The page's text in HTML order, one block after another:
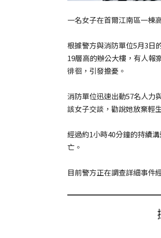
一名女子在首爾江南區一棟
根據警方與消防單位5月3日
19層高的辦公大樓，有人報
徘徊，引發擔憂。
消防單位迅速出動57名人力
該女子交談，勸說她放棄輕
經過約1小時40分鐘的持續
亡。
目前警方正在調查詳細事件